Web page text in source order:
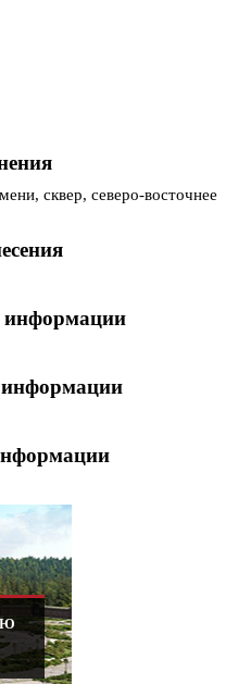
сквер, северо-восточнее
информации